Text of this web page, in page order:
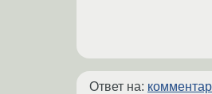
Ответ на: